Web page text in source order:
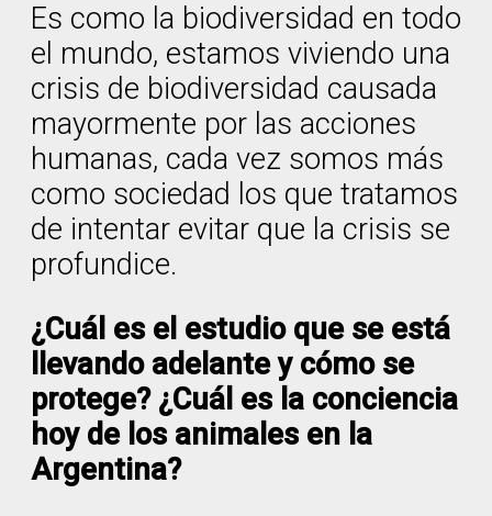
Es como la biodiversidad en todo
el mundo, estamos viviendo una
crisis de biodiversidad causada
mayormente por las acciones
humanas, cada vez somos más
como sociedad los que tratamos
de intentar evitar que la crisis se
profundice.
¿Cuál es el estudio que se está
llevando adelante y cómo se
protege? ¿Cuál es la conciencia
hoy de los animales en la
Argentina?